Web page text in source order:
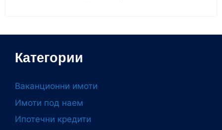
Категории
Ваканционни имоти
Имоти под наем
Ипотечни кредити